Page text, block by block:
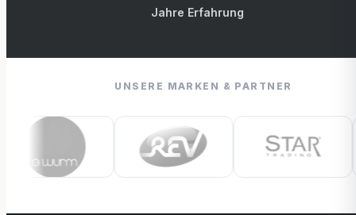
Jahre Erfahrung
UNSERE MARKEN & PARTNER